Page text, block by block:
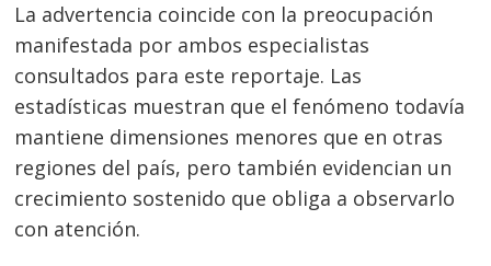
La advertencia coincide con la preocupación
manifestada por ambos especialistas
consultados para este reportaje. Las
estadísticas muestran que el fenómeno todavía
mantiene dimensiones menores que en otras
regiones del país, pero también evidencian un
crecimiento sostenido que obliga a observarlo
con atención.